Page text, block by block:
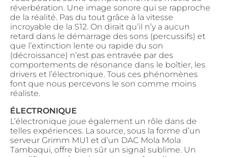
réverbération. Une image sonore qui se rapproche
de la réalité. Pas du tout grâce à la vitesse
incroyable de la S12. On dirait qu’il n’y a aucun
retard dans le démarrage des sons (percussifs) et
que l’extinction lente ou rapide du son
(décroissance) n’est pas entravée par des
comportements de résonance dans le boîtier, les
drivers et l’électronique. Tous ces phénomènes
font que nous percevons le son comme moins
réaliste.
ÉLECTRONIQUE
L’électronique joue également un rôle dans de
telles expériences. La source, sous la forme d’un
serveur Grimm MU1 et d’un DAC Mola Mola
Tambaqui, offre bien sûr un signal sublime. Un